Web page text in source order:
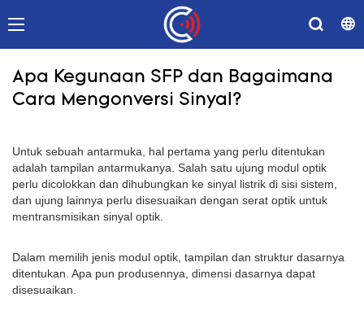
Apa Kegunaan SFP dan Bagaimana
Cara Mengonversi Sinyal?
Untuk sebuah antarmuka, hal pertama yang perlu ditentukan
adalah tampilan antarmukanya. Salah satu ujung modul optik
perlu dicolokkan dan dihubungkan ke sinyal listrik di sisi sistem,
dan ujung lainnya perlu disesuaikan dengan serat optik untuk
mentransmisikan sinyal optik.
Dalam memilih jenis modul optik, tampilan dan struktur dasarnya
ditentukan. Apa pun produsennya, dimensi dasarnya dapat
disesuaikan.